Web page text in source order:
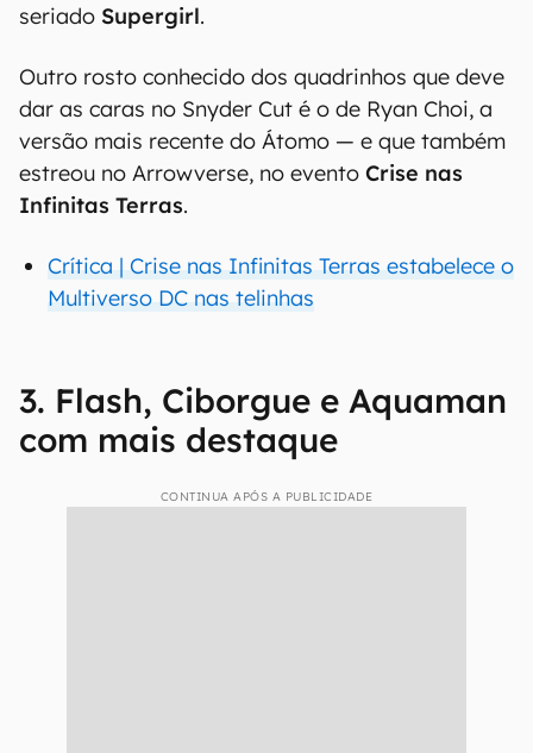
seriado Supergirl.
Outro rosto conhecido dos quadrinhos que deve
dar as caras no Snyder Cut é o de Ryan Choi, a
versão mais recente do Átomo — e que também
estreou no Arrowverse, no evento Crise nas
Infinitas Terras.
Crítica | Crise nas Infinitas Terras estabelece o
Multiverso DC nas telinhas
3. Flash, Ciborgue e Aquaman
com mais destaque
CONTINUA APÓS A PUBLICIDADE